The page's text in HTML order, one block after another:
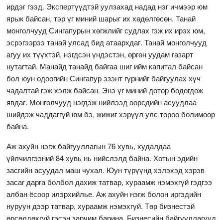
ирдэг гээд. Экспертүүдтэй уулзахад надад нэг ичмээр юм
ярьж байсан, тэр үг миний шарыг их хөдөлгөсөн. Танай
монголчууд Сингапурын хөгжлийг судлах гэж их ирэх юм,
эсрэгээрээ танай улсад бид атаархдаг. Танай монголчууд
агуу их түүхтэй, нэгдсэн үндэстэн, өргөн уудам газарт
нутагтай. Манайд танайд байгаа шиг ийм капитал байсан
бол юун одоогийн Сингапур эзэнт гүрнийг байгуулах хүч
чадалтай гэж хэлж байсан. Энэ үг миний дотор бодогдож
явдаг. Монголчууд нэгдэж нийлээд өөрсдийн асуудлаа
шийдэж чаддаггүй юм бэ, жижиг хэрүүл улс төрөө болимоор
байна.
Аж ахуйн нэгж байгууллагын 76 хувь, худалдаа
үйлчилгээний 84 хувь нь нийслэлд байна. Хотын эдийн
засгийн асуудал маш чухал. Юун түрүүнд хэлэхэд хэрэв
засаг дарга болбол дахиж татвар, хураамж нэмэхгүй гэдгээ
албан ёсоор илэрхийлье. Аж ахуйн нэгж болон иргэдийн
нуруун дээр татвар, хураамж нэмэхгүй. Төр бизнестэй
өрсөлдөхгүй гэсэн зарчим барина. Бизнесийн байгууллагууд